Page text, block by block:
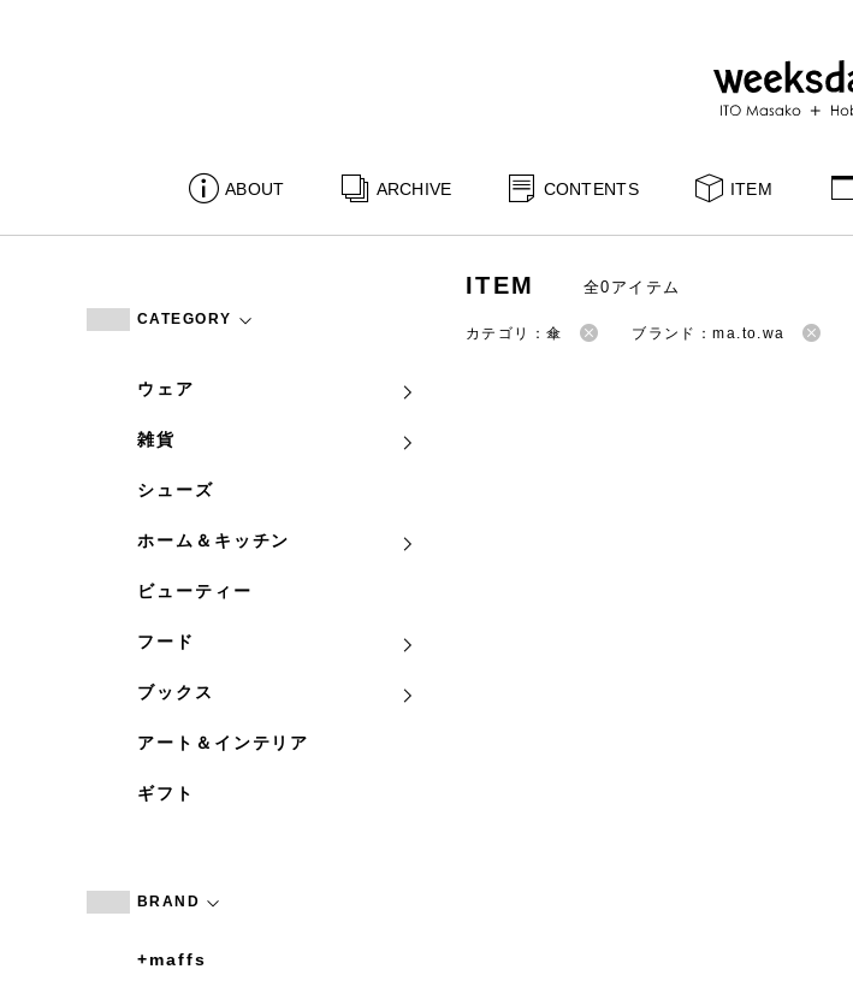
ABOUT ARCHIVE CONTENTS ITEM
CATEGORY
ウェア
雑貨
シューズ
ホーム＆キッチン
ビューティー
フード
ブックス
アート＆インテリア
ギフト
BRAND
+maffs
ITEM 全0アイテム
カテゴリ：傘 ブランド：ma.to.wa